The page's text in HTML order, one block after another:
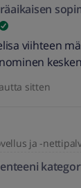
viihteen
euroa siitä.
sitten
ja -